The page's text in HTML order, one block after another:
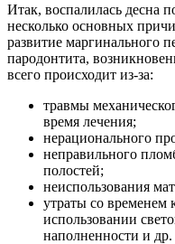
Итак, воспалилась десна
несколько основных
развитие маргинального
пародонтита,
всего происходит из-за:
травмы
время лечения;
нерационального
неправильного
полостей;
неиспользования
утраты со временем
использовании
наполненности и др.